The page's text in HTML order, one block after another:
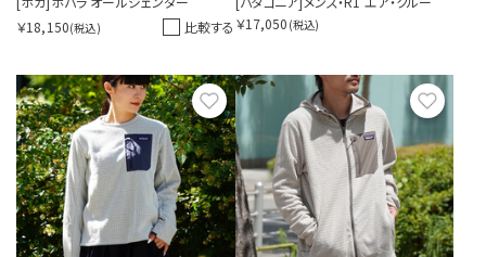
￥18,150(税込) 比較する ￥17,050 (税込)
お気に入り お気